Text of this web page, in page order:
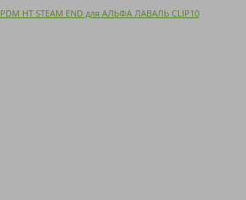
HT STEAM END для АЛЬФА ЛАВАЛЬ CLIP10